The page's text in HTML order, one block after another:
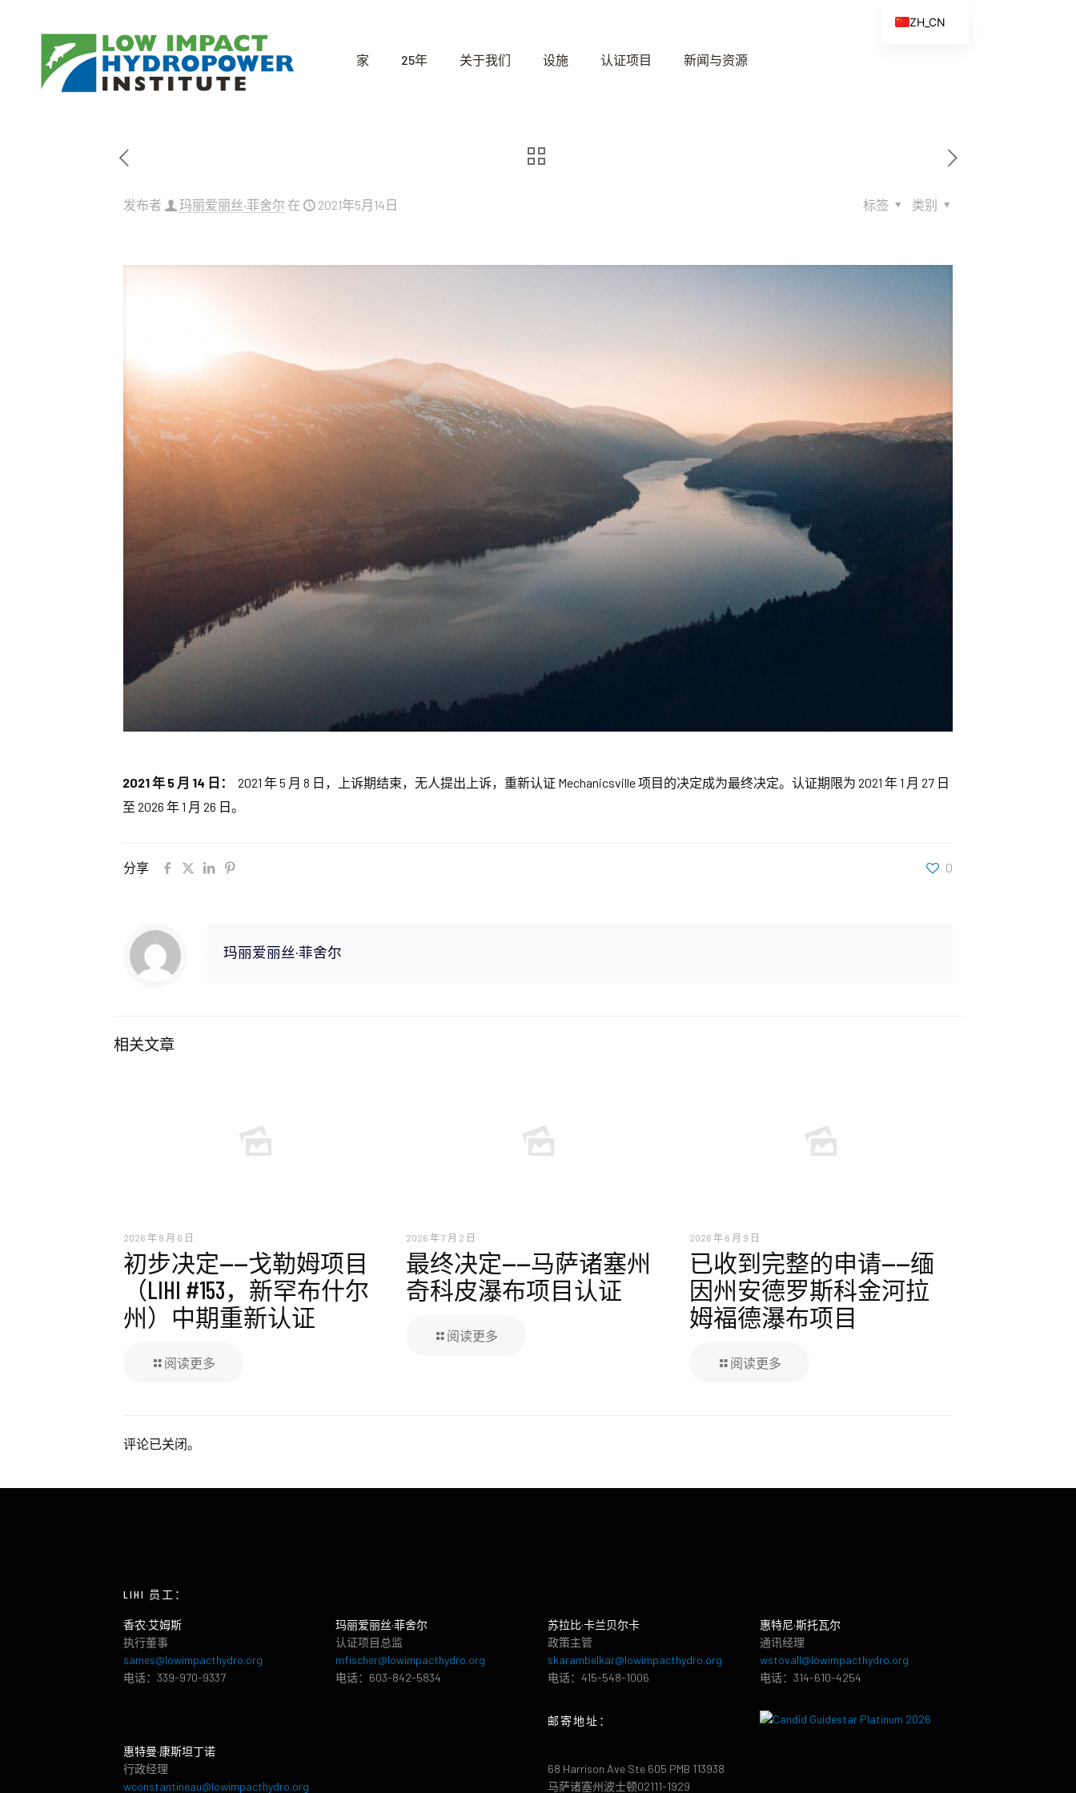
家 25年 关于我们 设施 认证项目 新闻与资源
发布者 玛丽爱丽丝·菲舍尔 在 2021年5月14日 类别
标签
2021 年 5 月 14 日： 2021 年 5 月 8 日，上诉期结束，无人提出上诉，重新认证 Mechanicsville 项目的决定成为最终决定。认证期限为 2021 年 1 月 27 日
至 2026 年 1 月 26 日。
分享 0
玛丽爱丽丝·菲舍尔
相关文章
2026 年 8 月 6 日
初步决定——戈勒姆项目
（LIHI #153，新罕布什尔
州）中期重新认证
阅读更多
2026 年 7 月 2 日
最终决定——马萨诸塞州
奇科皮瀑布项目认证
阅读更多
2026 年 6 月 9 日
已收到完整的申请——缅
因州安德罗斯科金河拉
姆福德瀑布项目
阅读更多
评论已关闭。
LIHI 员工：
香农·艾姆斯
执行董事
sames@lowimpacthydro.org
电话：339-970-9337
惠特曼·康斯坦丁诺
行政经理
wconstantineau@lowimpacthydro.org
玛丽爱丽丝·菲舍尔
认证项目总监
mfischer@lowimpacthydro.org
电话：603-842-5834
苏拉比·卡兰贝尔卡
政策主管
skarambelkar@lowimpacthydro.org
电话：415-548-1006
邮寄地址：
68 Harrison Ave Ste 605 PMB 113938
马萨诸塞州波士顿02111-1929
惠特尼·斯托瓦尔
通讯经理
wstovall@lowimpacthydro.org
电话：314-610-4254
ZH_CN